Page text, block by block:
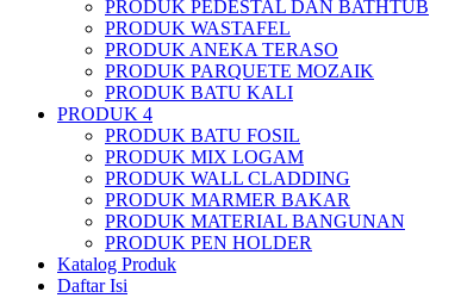
PRODUK PEDESTAL DAN BATHTUB
PRODUK WASTAFEL
PRODUK ANEKA TERASO
PRODUK PARQUETE MOZAIK
PRODUK BATU KALI
PRODUK 4
PRODUK BATU FOSIL
PRODUK MIX LOGAM
PRODUK WALL CLADDING
PRODUK MARMER BAKAR
PRODUK MATERIAL BANGUNAN
PRODUK PEN HOLDER
Katalog Produk
Daftar Isi